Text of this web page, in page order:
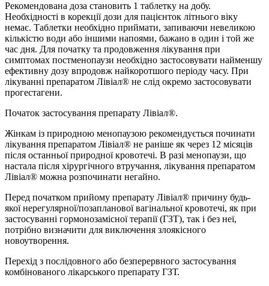
Рекомендована доза становить 1 таблетку на добу.
Необхідності в корекції дози для пацієнток літнього віку
немає. Таблетки необхідно приймати, запиваючи невеликою
кількістю води або іншими напоями, бажано в один і той же
час дня. Для початку та продовження лікування при
симптомах постменопаузи необхідно застосовувати найменшу
ефективну дозу впродовж найкоротшого періоду часу. При
лікуванні препаратом Лівіал® не слід окремо застосовувати
прогестагени.
Початок застосування препарату Лівіал®.
Жінкам із природною менопаузою рекомендується починати
лікування препаратом Лівіал® не раніше як через 12 місяців
після останньої природної кровотечі. В разі менопаузи, що
настала після хірургічного втручання, лікування препаратом
Лівіал® можна розпочинати негайно.
Перед початком прийому препарату Лівіал® причину будь-
якої нерегулярної/позапланової вагінальної кровотечі, як при
застосуванні гормонозамісної терапії (ГЗТ), так і без неї,
потрібно визначити для виключення злоякісного
новоутворення.
Перехід з послідовного або безперервного застосування
комбінованого лікарського препарату ГЗТ.